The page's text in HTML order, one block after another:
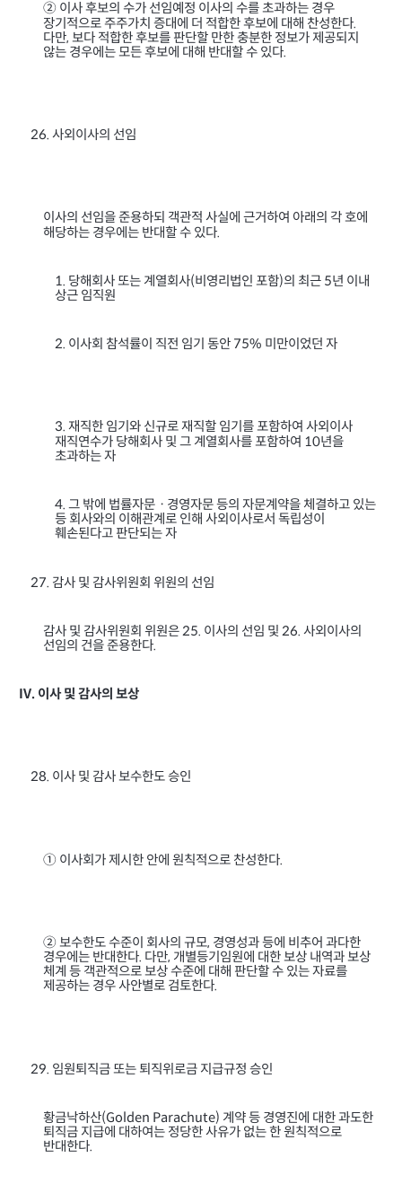
② 이사 후보의 수가 선임예정 이사의 수를 초과하는 경우
장기적으로 주주가치 증대에 더 적합한 후보에 대해 찬성한다.
다만, 보다 적합한 후보를 판단할 만한 충분한 정보가 제공되지
않는 경우에는 모든 후보에 대해 반대할 수 있다.
26.사외이사의 선임
이사의 선임을 준용하되 객관적 사실에 근거하여 아래의 각 호에
해당하는 경우에는 반대할 수 있다.
1. 당해회사 또는 계열회사(비영리법인 포함)의 최근 5년 이내
상근 임직원
2. 이사회 참석률이 직전 임기 동안 75% 미만이었던 자
3. 재직한 임기와 신규로 재직할 임기를 포함하여 사외이사
재직연수가 당해회사 및 그 계열회사를 포함하여 10년을
초과하는 자
4. 그 밖에 법률자문ㆍ경영자문 등의 자문계약을 체결하고 있는
등 회사와의 이해관계로 인해 사외이사로서 독립성이
훼손된다고 판단되는 자
27. 감사 및 감사위원회 위원의 선임
감사 및 감사위원회 위원은25. 이사의 선임 및 26. 사외이사의
선임의 건을 준용한다.
IV. 이사 및 감사의 보상
28. 이사 및 감사 보수한도 승인
① 이사회가 제시한 안에 원칙적으로 찬성한다.
② 보수한도 수준이 회사의 규모, 경영성과 등에 비추어 과다한
경우에는 반대한다. 다만, 개별등기임원에 대한 보상 내역과 보상
체계 등 객관적으로 보상 수준에 대해 판단할 수 있는 자료를
제공하는 경우 사안별로 검토한다.
29. 임원퇴직금 또는 퇴직위로금 지급규정 승인
황금낙하산(Golden Parachute) 계약 등 경영진에 대한 과도한
퇴직금 지급에 대하여는 정당한 사유가 없는 한 원칙적으로
반대한다.